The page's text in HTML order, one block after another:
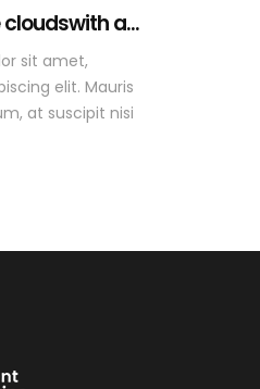
a...
sit amet,
elit. Mauris
at suscipit nisi